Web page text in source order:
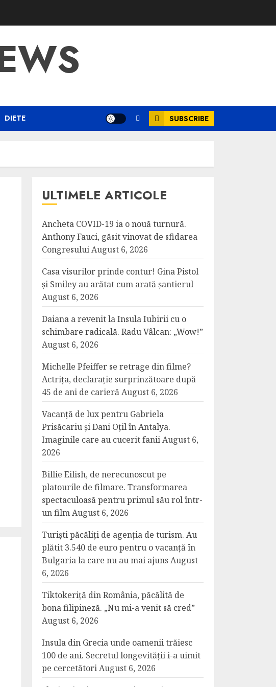
DIETE SUBSCRIBE
ULTIMELE ARTICOLE
Ancheta COVID-19 ia o nouă turnură.
Anthony Fauci, găsit vinovat de sfidarea
CongresuluiAugust 6, 2026
Casa visurilor prinde contur! Gina Pistol
și Smiley au arătat cum arată șantierul
August 6, 2026
Daiana a revenit la Insula Iubirii cu o
schimbare radicală. Radu Vâlcan: „Wow!”
August 6, 2026
Michelle Pfeiffer se retrage din filme?
Actrița, declarație surprinzătoare după
45 de ani de carierăAugust 6, 2026
Vacanță de lux pentru Gabriela
Prisăcariu și Dani Oțil în Antalya.
Imaginile care au cucerit faniiAugust 6,
2026
Billie Eilish, de nerecunoscut pe
platourile de filmare. Transformarea
spectaculoasă pentru primul său rol într-
un filmAugust 6, 2026
Turiști păcăliți de agenția de turism. Au
plătit 3.540 de euro pentru o vacanță în
Bulgaria la care nu au mai ajuns August
6, 2026
Tiktokeriță din România, păcălită de
bona filipineză. „Nu mi-a venit să cred”
August 6, 2026
Insula din Grecia unde oamenii trăiesc
100 de ani. Secretul longevității i-a uimit
pe cercetătoriAugust 6, 2026